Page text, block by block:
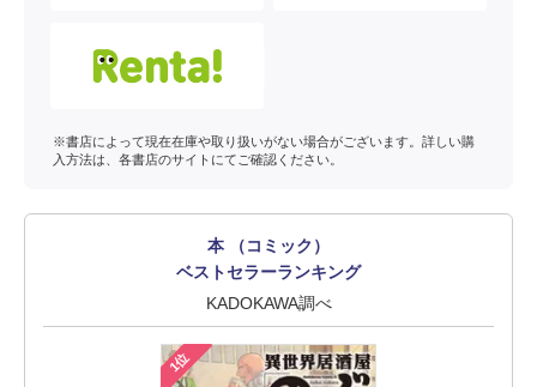
※書店によって現在在庫や取り扱いがない場合がございます。詳しい購
入方法は、各書店のサイトにてご確認ください。
本 （コミック）
ベストセラーランキング
KADOKAWA調べ
1位